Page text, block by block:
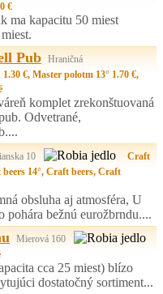
€
ma kapacitu 50 miest
Pub Hraničná
€, Master polotm 13° 1.70 €,
komplet zrekonštuovaná
Odvetrané,
10
Craft
14°, Craft beers, Craft
obsluha aj atmosféra, U
pohára bežnú eurožbrndu....
Mierová 160
cca 25 miest) blízo
dostatočný sortiment...